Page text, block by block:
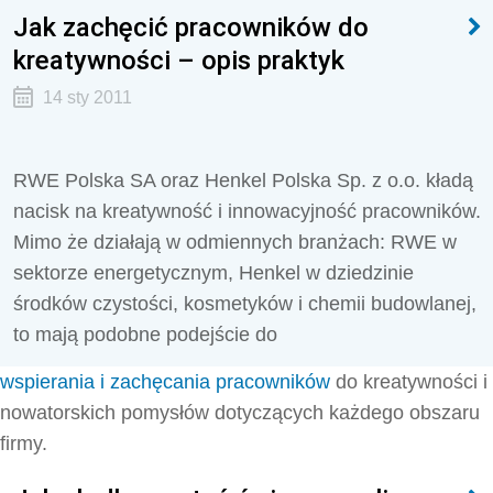
Jak zachęcić pracowników do
kreatywności – opis praktyk
14 sty 2011
RWE Polska SA oraz Henkel Polska Sp. z o.o. kładą
nacisk na kreatywność i innowacyjność pracowników.
Mimo że działają w odmiennych branżach: RWE w
sektorze energetycznym, Henkel w dziedzinie
środków czystości, kosmetyków i chemii budowlanej,
to mają podobne podejście do
wspierania i zachęcania pracowników do kreatywności i
nowatorskich pomysłów dotyczących każdego obszaru
firmy.